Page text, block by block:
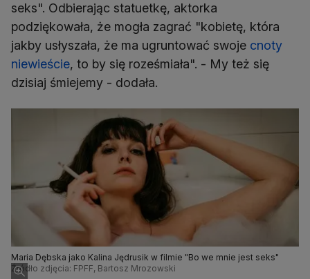
seks". Odbierając statuetkę, aktorka
podziękowała, że mogła zagrać "kobietę, która
jakby usłyszała, że ma ugruntować swoje cnoty
niewieście, to by się roześmiała". - My też się
dzisiaj śmiejemy - dodała.
Maria Dębska jako Kalina Jędrusik w filmie "Bo we mnie jest seks"
Źródło zdjęcia: FPFF, Bartosz Mrozowski